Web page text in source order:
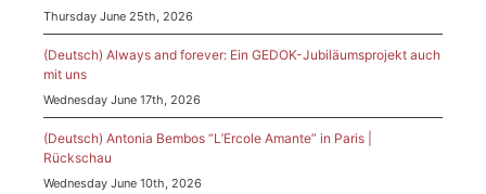
Thursday June 25th, 2026
(Deutsch) Always and forever: Ein GEDOK-Jubiläumsprojekt auch
mit uns
Wednesday June 17th, 2026
(Deutsch) Antonia Bembos “L’Ercole Amante” in Paris |
Rückschau
Wednesday June 10th, 2026